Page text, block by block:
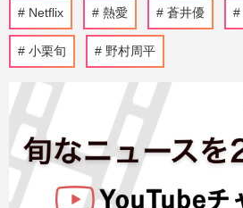
Netflix 熱愛 蒼井優
小栗旬 野村周平